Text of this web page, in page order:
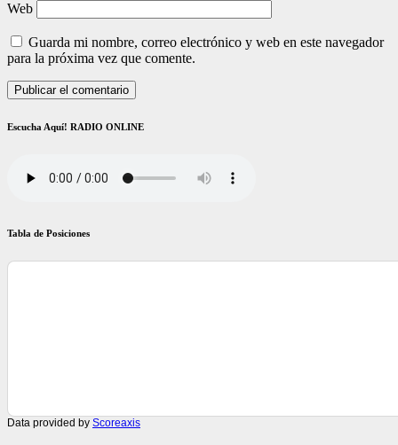
Web
Guarda mi nombre, correo electrónico y web en este navegador
para la próxima vez que comente.
Escucha Aquí! RADIO ONLINE
Tabla de Posiciones
Data provided by Scoreaxis